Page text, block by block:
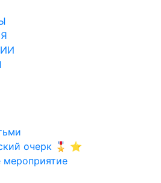
очерк 🎖️ ⭐
мероприятие